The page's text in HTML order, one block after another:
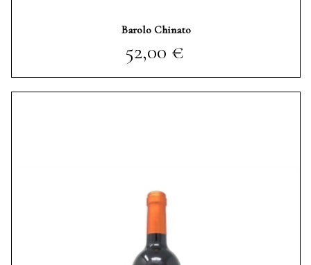
Barolo Chinato
Prezzo
52,00 €